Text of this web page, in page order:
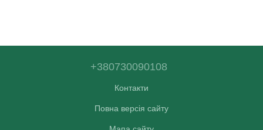
+380730090108
Контакти
Повна версія сайту